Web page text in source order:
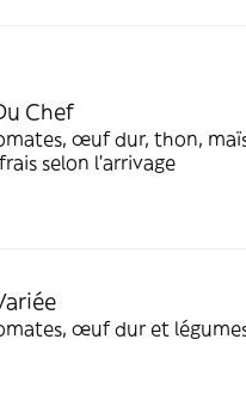
Chef
œuf dur, thon,
selon l’arrivage
œuf dur et